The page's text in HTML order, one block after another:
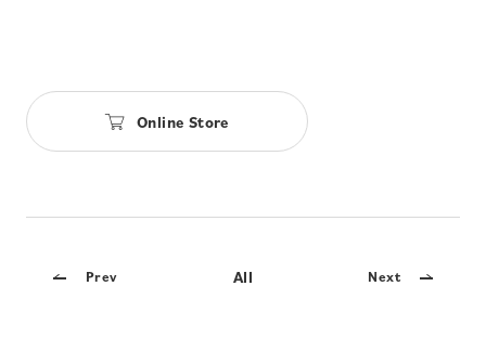
Online Store
Prev All Next